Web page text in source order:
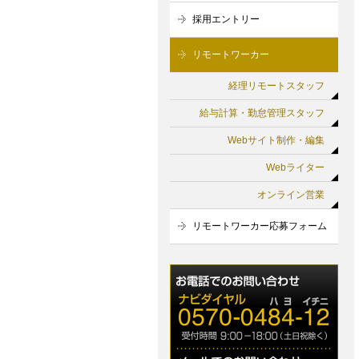
採用エントリー
リモートワーカー
経理リモートスタッフ
給与計算・勤怠管理スタッフ
Webサイト制作・編集
Webライター
オンライン営業
リモートワーカー応募フォーム